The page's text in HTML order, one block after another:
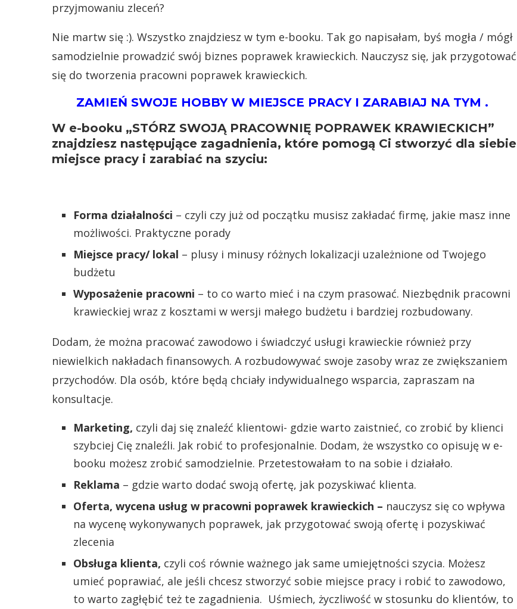
przyjmowaniu zleceń?
Nie martw się :). Wszystko znajdziesz w tym e-booku. Tak go napisałam, byś mogła / mógł
samodzielnie prowadzić swój biznes poprawek krawieckich. Nauczysz się, jak przygotować
się do tworzenia pracowni poprawek krawieckich.
ZAMIEŃ SWOJE HOBBY W MIEJSCE PRACY I ZARABIAJ NA TYM .
W e-booku „STÓRZ SWOJĄ PRACOWNIĘ POPRAWEK KRAWIECKICH”
znajdziesz następujące zagadnienia, które pomogą Ci stworzyć dla siebie
miejsce pracy i zarabiać na szyciu:
Forma działalności – czyli czy już od początku musisz zakładać firmę, jakie masz inne
możliwości. Praktyczne porady
Miejsce pracy/ lokal – plusy i minusy różnych lokalizacji uzależnione od Twojego
budżetu
Wyposażenie pracowni – to co warto mieć i na czym prasować. Niezbędnik pracowni
krawieckiej wraz z kosztami w wersji małego budżetu i bardziej rozbudowany.
Dodam, że można pracować zawodowo i świadczyć usługi krawieckie również przy
niewielkich nakładach finansowych. A rozbudowywać swoje zasoby wraz ze zwiększaniem
przychodów. Dla osób, które będą chciały indywidualnego wsparcia, zapraszam na
konsultacje.
Marketing, czyli daj się znaleźć klientowi- gdzie warto zaistnieć, co zrobić by klienci
szybciej Cię znaleźli. Jak robić to profesjonalnie. Dodam, że wszystko co opisuję w e-
booku możesz zrobić samodzielnie. Przetestowałam to na sobie i działało.
Reklama – gdzie warto dodać swoją ofertę, jak pozyskiwać klienta.
Oferta, wycena usług w pracowni poprawek krawieckich – nauczysz się co wpływa
na wycenę wykonywanych poprawek, jak przygotować swoją ofertę i pozyskiwać
zlecenia
Obsługa klienta, czyli coś równie ważnego jak same umiejętności szycia. Możesz
umieć poprawiać, ale jeśli chcesz stworzyć sobie miejsce pracy i robić to zawodowo,
to warto zagłębić też te zagadnienia. Uśmiech, życzliwość w stosunku do klientów, to